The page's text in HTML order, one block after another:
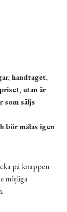
handtaget,
utan är
som säljs
bör målas igen
på knappen
möjliga